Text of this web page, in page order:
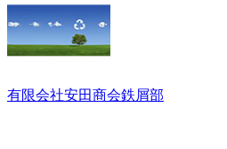
有限会社安田商会鉄屑部